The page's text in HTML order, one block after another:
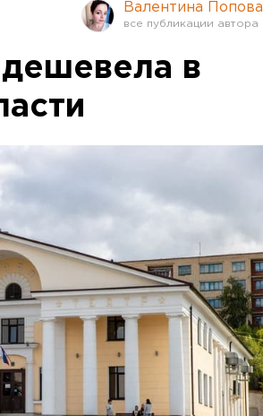
Валентина Попова
в